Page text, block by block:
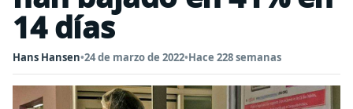
14 días
Hans Hansen•24 de marzo de 2022•Hace 228 semanas